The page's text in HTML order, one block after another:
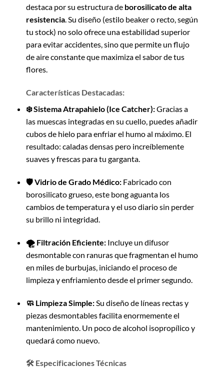
destaca por su estructura de borosilicato de alta
resistencia. Su diseño (estilo beaker o recto, según
tu stock) no solo ofrece una estabilidad superior
para evitar accidentes, sino que permite un flujo
de aire constante que maximiza el sabor de tus
flores.
Características Destacadas:
❄️ Sistema Atrapahielo (Ice Catcher):Gracias a
las muescas integradas en su cuello, puedes añadir
cubos de hielo para enfriar el humo al máximo. El
resultado: caladas densas pero increíblemente
suaves y frescas para tu garganta.
🛡️ Vidrio de Grado Médico:Fabricado con
borosilicato grueso, este bong aguanta los
cambios de temperatura y el uso diario sin perder
su brillo ni integridad.
🌪️ Filtración Eficiente:Incluye un difusor
desmontable con ranuras que fragmentan el humo
en miles de burbujas, iniciando el proceso de
limpieza y enfriamiento desde el primer segundo.
🧼 Limpieza Simple:Su diseño de líneas rectas y
piezas desmontables facilita enormemente el
mantenimiento. Un poco de alcohol isopropílico y
quedará como nuevo.
🛠️ Especificaciones Técnicas